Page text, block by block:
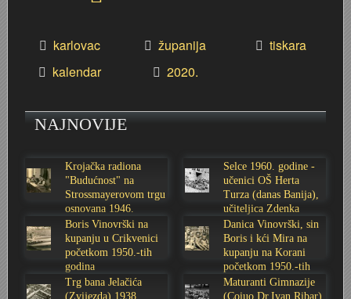
karlovac županija
tiskara
kalendar
2020.
NAJNOVIJE
Krojačka radiona
"Budućnost" na
Strossmayerovom trgu
osnovana 1946.
godine
Selce 1960. godine -
učenici OŠ Herta
Turza (danas Banija),
učiteljica Zdenka
Sabolić
Boris Vinovrški na
kupanju u Crikvenici
početkom 1950.-tih
godina
Danica Vinovrški, sin
Boris i kći Mira na
kupanju na Korani
početkom 1950.-tih
godina
Trg bana Jelačića
(Zvijezda) 1938.
Maturanti Gimnazije
(Coiuo Dr.Ivan Ribar)